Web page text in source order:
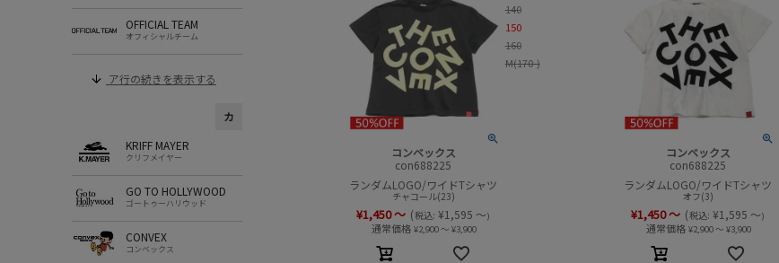
OFFICIAL TEAM
オフィシャルチーム
ア行の続きを表示する
カ
KRIFF MAYER
クリフメイヤー
GO TO HOLLYWOOD
ゴートゥーハリウッド
CONVEX
コンベックス
コンベックス
con688225
ランダムLOGO/ワイドTシャツ
チャコール(23)
¥1,450～ (税込: ¥1,595 ～)
通常価格 ¥2,900～ ¥3,900
140
150
160
M(170-)
コンベックス
con688225
ランダムLOGO/ワイドTシャツ
オフ(3)
¥1,450～ (税込: ¥1,595 ～)
通常価格 ¥2,900～ ¥3,900